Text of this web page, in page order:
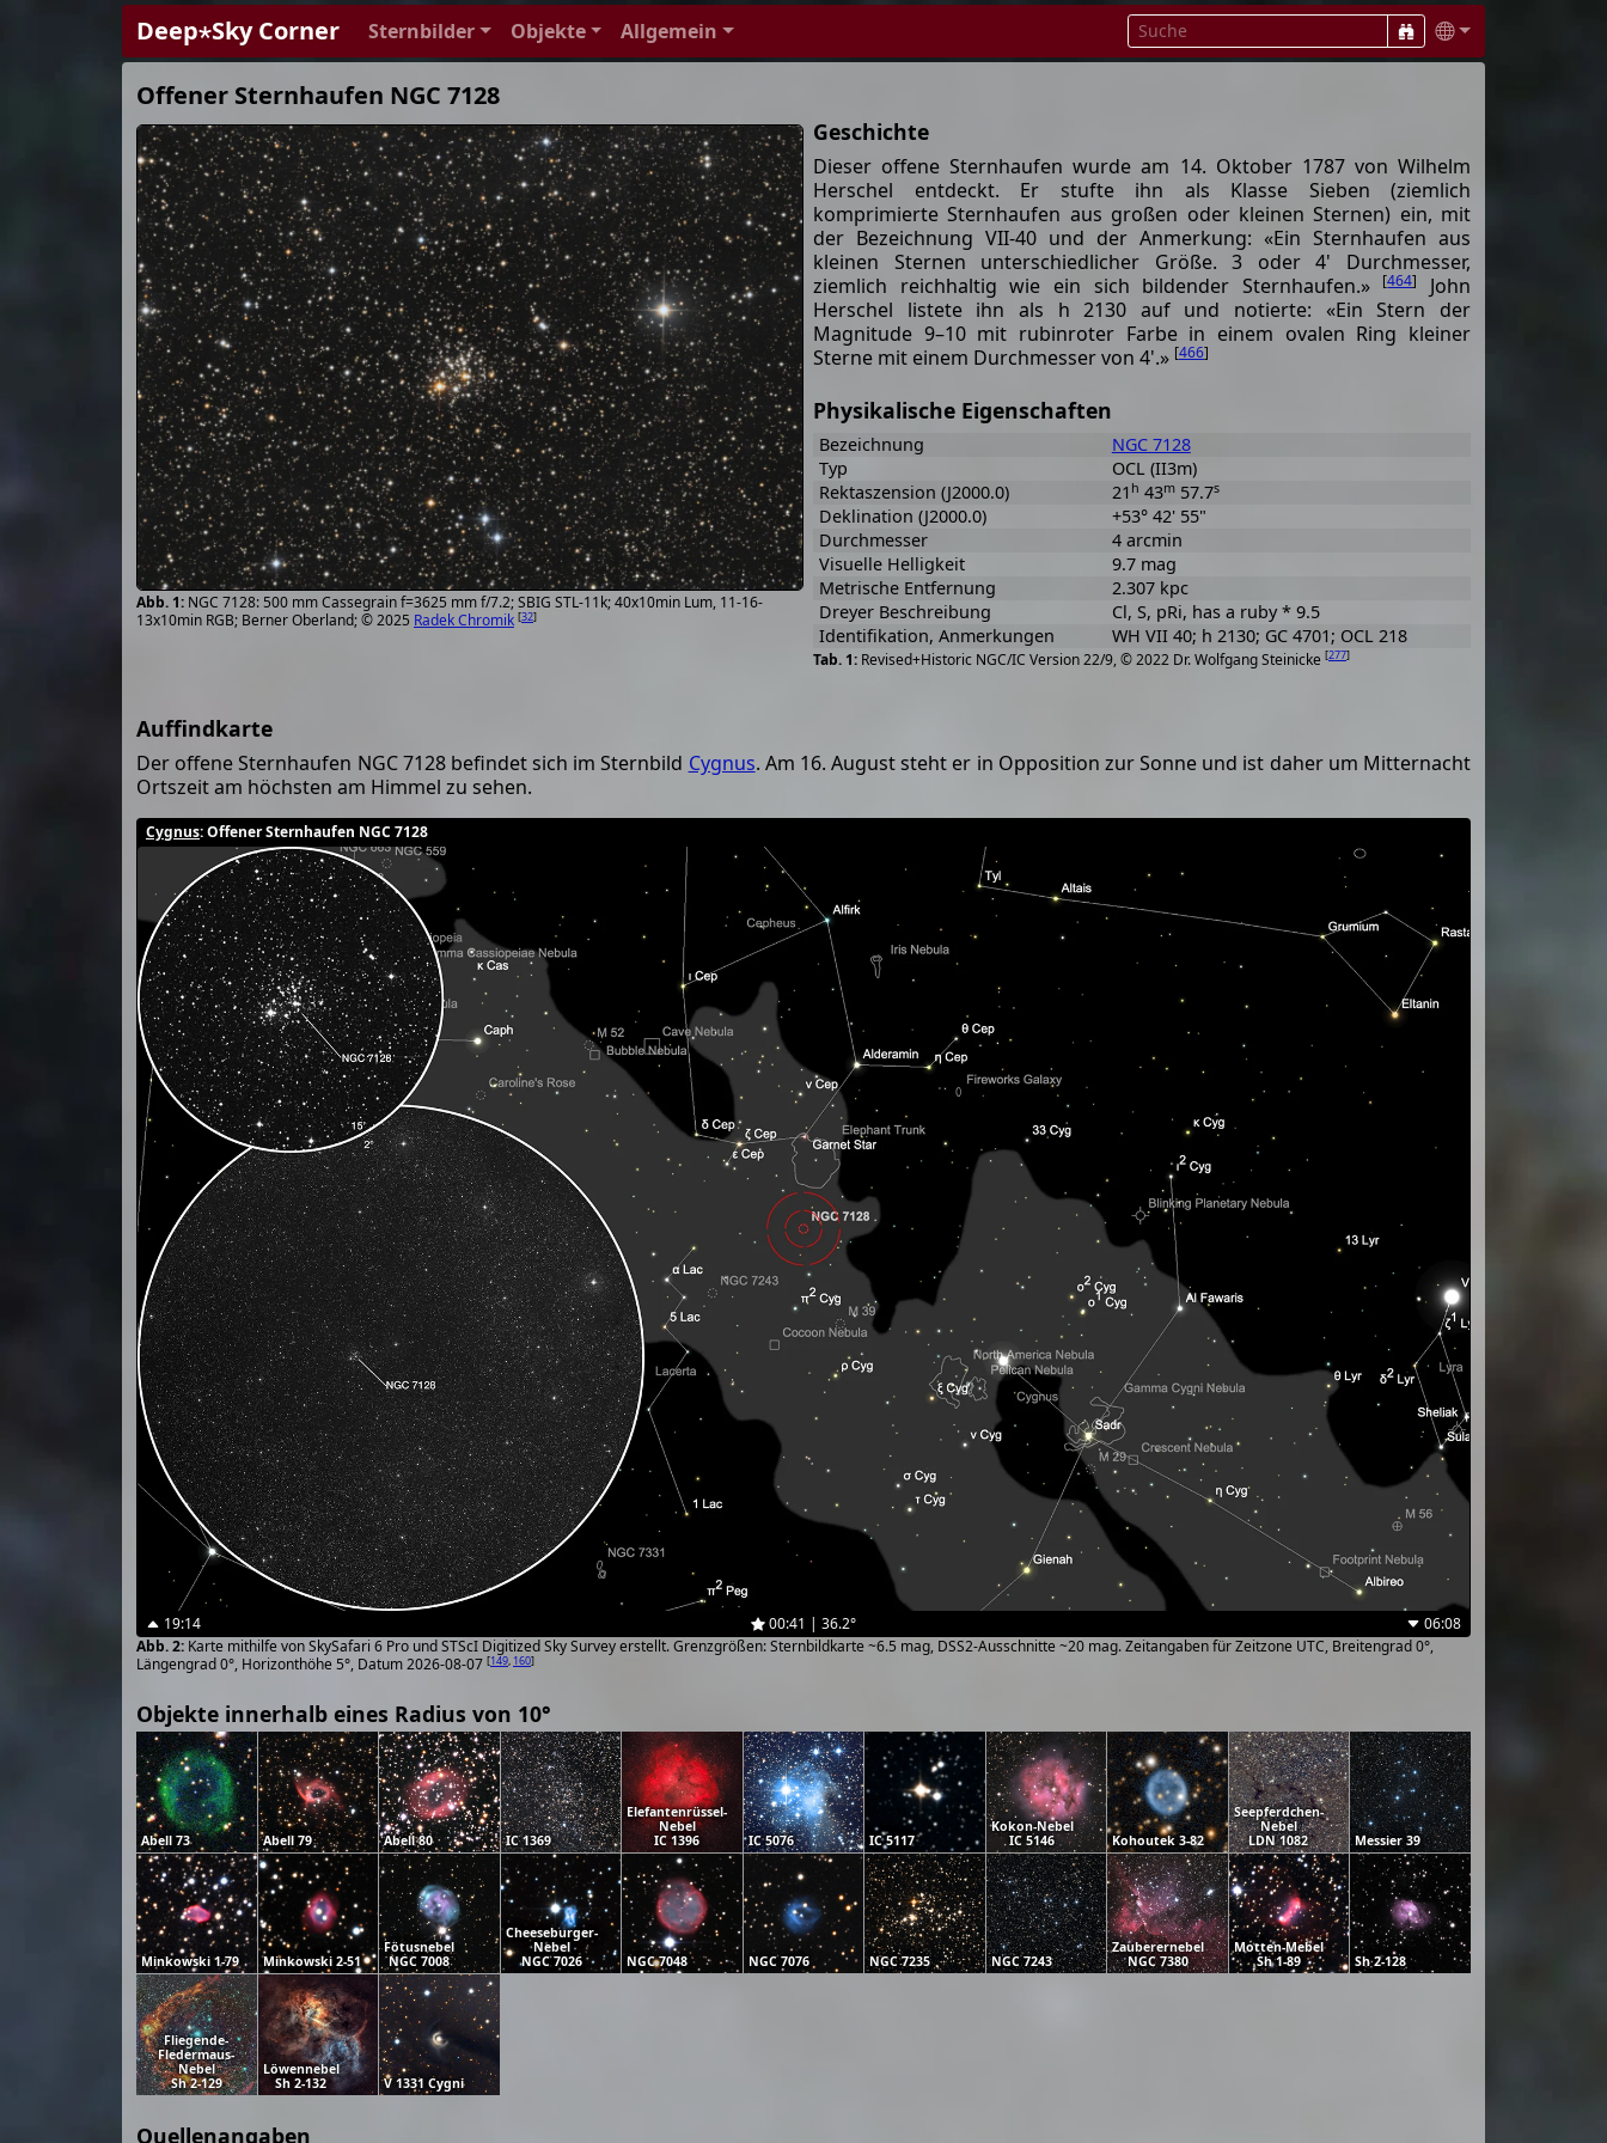
Deep⋆Sky Corner Sternbilder Objekte Allgemein
Offener Sternhaufen NGC 7128
NGC 7128: 500 mm Cassegrain f=3625 mm f/7.2; SBIG STL-11k; 40x10min Lum, 11-16-
13x10min RGB; Berner Oberland; © 2025 Radek Chromik [32]
Geschichte
Dieser offene Sternhaufen wurde am 14. Oktober 1787 von Wilhelm
Herschel entdeckt. Er stufte ihn als Klasse Sieben (ziemlich
komprimierte Sternhaufen aus großen oder kleinen Sternen) ein, mit
der Bezeichnung VII-40 und der Anmerkung: «Ein Sternhaufen aus
kleinen Sternen unterschiedlicher Größe. 3 oder 4' Durchmesser,
ziemlich reichhaltig wie ein sich bildender Sternhaufen.»
[464]
John
Herschel listete ihn als h 2130 auf und notierte: «Ein Stern der
Magnitude 9–10 mit rubinroter Farbe in einem ovalen Ring kleiner
Sterne mit einem Durchmesser von 4'.» [466]
Physikalische Eigenschaften
Revised+Historic NGC/IC Version 22/9, © 2022 Dr. Wolfgang Steinicke [277]
Bezeichnung
NGC 7128
Typ
OCL (II3m)
Rektaszension (J2000.0)
21 h 43m57.7s
Deklination (J2000.0)
+53° 42' 55"
Durchmesser
4 arcmin
Visuelle Helligkeit
9.7 mag
Metrische Entfernung
2.307 kpc
Dreyer Beschreibung
Cl, S, pRi, has a ruby * 9.5
Identifikation, Anmerkungen
WH VII 40; h 2130; GC 4701; OCL 218
Auffindkarte
Der offene Sternhaufen NGC 7128 befindet sich im Sternbild Cygnus. Am 16. August steht er in Opposition zur Sonne und ist daher um Mitternacht
Ortszeit am höchsten am Himmel zu sehen.
Cygnus: Offener Sternhaufen NGC 7128
19:14 00:41 | 36.2°
06:08
Karte mithilfe von SkySafari 6 Pro und STScI Digitized Sky Survey erstellt. Grenzgrößen: Sternbildkarte ~6.5 mag, DSS2-Ausschnitte ~20 mag. Zeitangaben für Zeitzone UTC, Breitengrad 0°,
Längengrad 0°, Horizonthöhe 5°, Datum 2026-08-07 [149 160]
Objekte innerhalb eines Radius von 10°
Abell 73 Abell 79 Abell 80 IC 1369
Elefantenrüssel-
Nebel
IC 1396
IC 5076 IC 5117
Kokon-Nebel
IC 5146
Kohoutek 3-82
Seepferdchen-
Nebel
LDN 1082
Messier 39
Minkowski 1-79 Minkowski 2-51
Fötusnebel
NGC 7008
Cheeseburger-
Nebel
NGC 7026
NGC 7048 NGC 7076 NGC 7235 NGC 7243
Zauberernebel
NGC 7380
Motten-Mebel
Sh 1-89
Sh 2-128
Fliegende-
Fledermaus-
Nebel
Sh 2-129
Löwennebel
Sh 2-132
V 1331 Cygni
Quellenangaben